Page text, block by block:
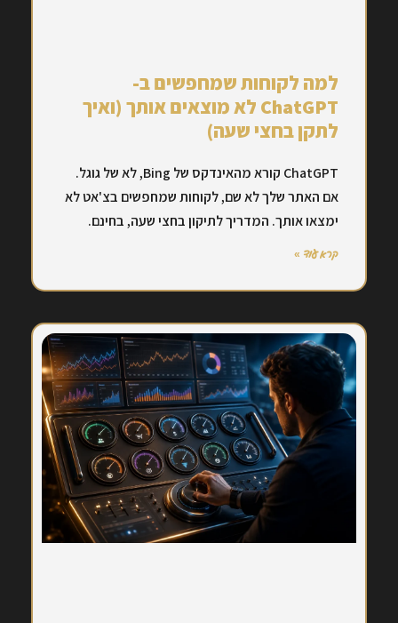
למה לקוחות שמחפשים ב-
ChatGPT לא מוצאים אותך (ואיך
לתקן בחצי שעה)
ChatGPT קורא מהאינדקס של Bing, לא של גוגל.
אם האתר שלך לא שם, לקוחות שמחפשים בצ'אט לא
ימצאו אותך. המדריך לתיקון בחצי שעה, בחינם.
קרא עוד »